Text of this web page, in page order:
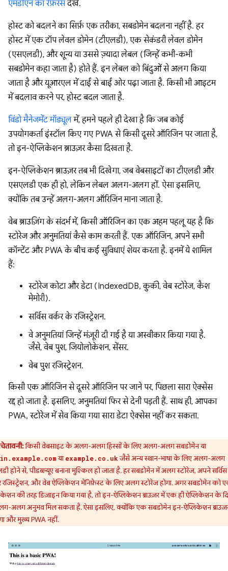
एमडीएन का रेफ़रंसदेखें.
होस्ट को बदलने का सिर्फ़ एक तरीका, सबडोमेन बदलना नहीं है. हर
होस्ट में एक टॉप लेवल डोमेन (टीएलडी), एक सेकंडरी लेवल डोमेन
(एसएलडी), और शून्य या उससे ज़्यादा लेबल (जिन्हें कभी-कभी
सबडोमेन कहा जाता है) होते हैं. इन लेबल को बिंदुओं से अलग किया
जाता है और यूआरएल में दाईं से बाईं ओर पढ़ा जाता है. किसी भी आइटम
में बदलाव करने पर, होस्ट बदल जाता है.
विंडो मैनेजमेंट मॉड्यूलमें, हमने पहले ही देखा है कि जब कोई
उपयोगकर्ता इंस्टॉल किए गए PWA से किसी दूसरे ऑरिजिन पर जाता है,
तो इन-ऐप्लिकेशन ब्राउज़र कैसा दिखता है.
इन-ऐप्लिकेशन ब्राउज़र तब भी दिखेगा, जब वेबसाइटों का टीएलडी और
एसएलडी एक ही हो, लेकिन लेबल अलग-अलग हों. ऐसा इसलिए,
क्योंकि तब उन्हें अलग-अलग ऑरिजिन माना जाता है.
वेब ब्राउज़िंग के संदर्भ में, किसी ऑरिजिन का एक अहम पहलू यह है कि
स्टोरेज और अनुमतियां कैसे काम करती हैं. एक ऑरिजिन, अपने सभी
कॉन्टेंट और PWA के बीच कई सुविधाएं शेयर करता है. इनमें ये शामिल
हैं:
स्टोरेज कोटा और डेटा (IndexedDB, कुकी, वेब स्टोरेज, कैश
मेमोरी).
सर्विस वर्कर के रजिस्ट्रेशन.
वे अनुमतियां जिन्हें मंज़ूरी दी गई है या अस्वीकार किया गया है.
जैसे, वेब पुश, जियोलोकेशन, सेंसर.
वेब पुश रजिस्ट्रेशन.
किसी एक ऑरिजिन से दूसरे ऑरिजिन पर जाने पर, पिछला सारा ऐक्सेस
रद्द हो जाता है. इसलिए, अनुमतियां फिर से देनी पड़ती हैं. साथ ही, आपका
PWA, स्टोरेज में सेव किया गया सारा डेटा ऐक्सेस नहीं कर सकता.
चेतावनी:किसी वेबसाइट के अलग-अलग हिस्सों के लिए अलग-अलग सबडोमेन या
याexample.co.ukजैसे अन्य स्थान-भाषा के लिए अलग-अलग
होने से, पीडब्ल्यूए बनाना मुश्किल हो जाता है. हर सबडोमेन में अलग स्टोरेज, अपने सर्विस
रजिस्ट्रेशन, और वेब ऐप्लिकेशन मेनिफ़ेस्ट के लिए अलग स्टोरेज होगा. अगर सबडोमेन को
की तरह डिज़ाइन किया गया है, तो इन-ऐप्लिकेशन ब्राउज़र में एक ही ऐप्लिकेशन के
अलग अनुभव मिल सकता है. ऐसा इसलिए, क्योंकि एक सबडोमेन इन-ऐप्लिकेशन
और मुख्य PWA नहीं.